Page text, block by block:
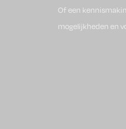
Of een
mogelijkheden en